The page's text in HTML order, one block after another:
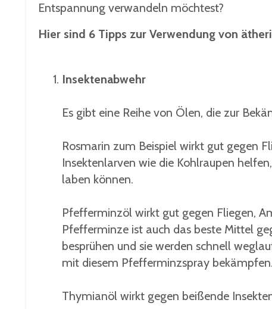
Entspannung verwandeln möchtest?
Hier sind 6 Tipps zur Verwendung von
Insektenabwehr
Es gibt eine Reihe von Ölen, die zur
Rosmarin zum Beispiel wirkt gut gegen
Insektenlarven wie die Kohlraupen
laben können.
Pfefferminzöl wirkt gut gegen Fliegen,
Pfefferminze ist auch das beste Mittel
besprühen und sie werden schnell
mit diesem Pfefferminzspray bekämpfen.
Thymianöl wirkt gegen beißende